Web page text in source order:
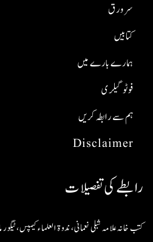
Disclaimer
ہم سے رابطہ کریں
فوٹو گیلری
ہمارے بارے میں
کتابیں
سر ورق
رابطے کی تفصیلات